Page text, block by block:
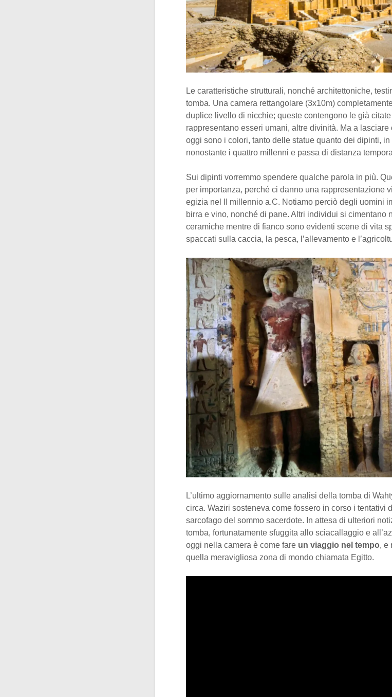
Le caratteristiche strutturali, nonché architettoniche,
tomba. Una camera rettangolare (3x10m)
duplice livello di nicchie; queste contengono le già citate
rappresentano esseri umani, altre divinità. Ma a
oggi sono i colori, tanto delle statue quanto dei dipinti,
nonostante i quattro millenni e passa di distanza
Sui dipinti vorremmo spendere qualche parola in più.
per importanza, perché ci danno una rappresentazione
egizia nel II millennio a.C. Notiamo perciò degli uomini
birra e vino, nonché di pane. Altri individui si cimentano
ceramiche mentre di fianco sono evidenti scene di vita
spaccati sulla caccia, la pesca, l’allevamento e
L’ultimo aggiornamento sulle analisi della tomba di
circa. Waziri sosteneva come fossero in corso i tentativi
sarcofago del sommo sacerdote. In attesa di ulteriori
tomba, fortunatamente sfuggita allo sciacallaggio e
oggi nella camera è come fare un viaggio nel tempo, e
quella meravigliosa zona di mondo chiamata Egitto.